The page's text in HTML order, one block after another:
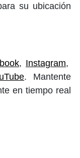
su ubicación
, Instagram,
. Mantente
en tiempo real